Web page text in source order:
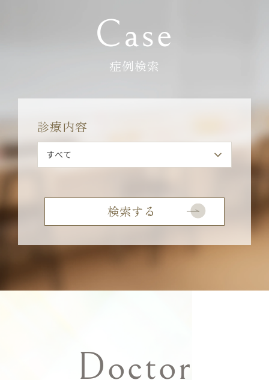
Case
症例検索
診療内容
Doctor